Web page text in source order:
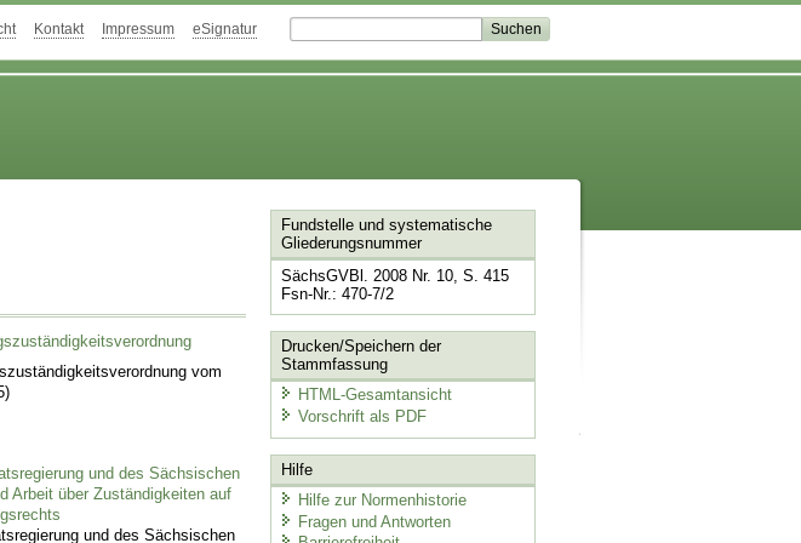
Kontakt Impressum eSignatur
vom
und des Sächsischen
Arbeit über Zuständigkeiten auf
und des Sächsischen
Fundstelle und systematische
Gliederungsnummer
SächsGVBl. 2008 Nr. 10, S. 415
Fsn-Nr.: 470-7/2
Drucken/Speichern der
Stammfassung
HTML-Gesamtansicht
Vorschrift als PDF
Hilfe
Hilfe zur Normenhistorie
Fragen und Antworten